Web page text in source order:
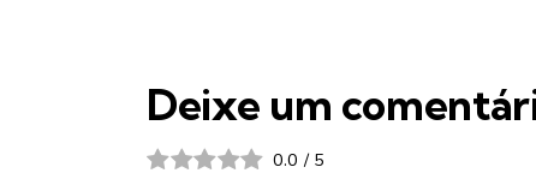
Deixe um
0.0 / 5